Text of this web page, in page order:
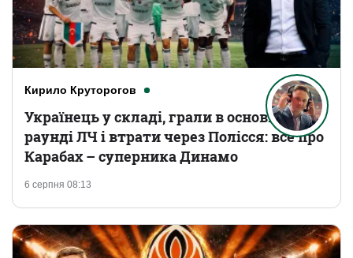
Кирило Круторогов
6 серпня 08:13
Українець у складі, грали в основному
раунді ЛЧ і втрати через Полісся: все про
Карабах – суперника Динамо